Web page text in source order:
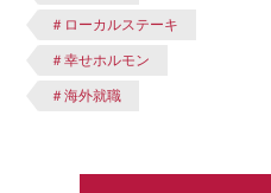
＃ローカルステーキ
＃幸せホルモン
＃海外就職